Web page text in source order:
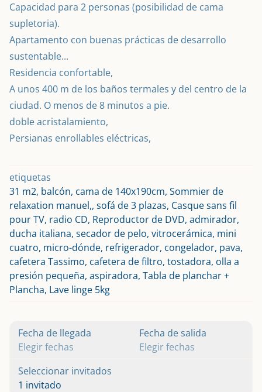
Capacidad para 2 personas (posibilidad de cama
supletoria).
Apartamento con buenas prácticas de desarrollo
sustentable...
Residencia confortable,
A unos 400 m de los baños termales y del centro de la
ciudad. O menos de 8 minutos a pie.
doble acristalamiento,
Persianas enrollables eléctricas,
etiquetas
31 m2, balcón, cama de 140x190cm, Sommier de
relaxation manuel,, sofá de 3 plazas, Casque sans fil
pour TV, radio CD, Reproductor de DVD, admirador,
ducha italiana, secador de pelo, vitrocerámica, mini
cuatro, micro-dónde, refrigerador, congelador, pava,
cafetera Tassimo, cafetera de filtro, tostadora, olla a
presión pequeña, aspiradora, Tabla de planchar +
Plancha, Lave linge 5kg
Fecha de llegada
Elegir fechas
Fecha de salida
Elegir fechas
Seleccionar invitados
1 invitado